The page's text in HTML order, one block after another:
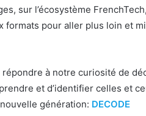
sur l’écosystème
formats pour aller plus loin et
répondre à notre curiosité de
et d’identifier celles et
génération: DECODE